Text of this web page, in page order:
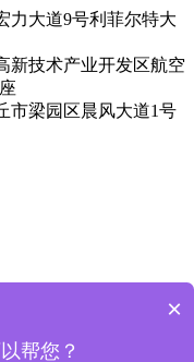
力大道9号利菲尔特大
新技术产业开发区航空
市梁园区晨风大道1号
×
帮您？